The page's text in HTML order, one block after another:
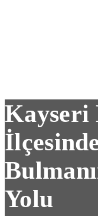
Kayseri
Yolu